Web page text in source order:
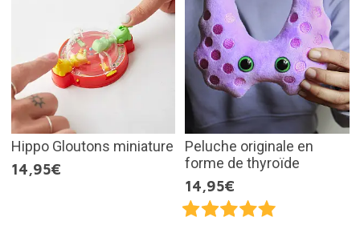
Hippo Gloutons miniature
14,95€
Peluche originale en
forme de thyroïde
14,95€